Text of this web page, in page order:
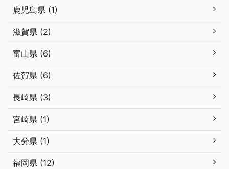
鹿児島県 (1)
滋賀県 (2)
富山県 (6)
佐賀県 (6)
長崎県 (3)
宮崎県 (1)
大分県 (1)
福岡県 (12)